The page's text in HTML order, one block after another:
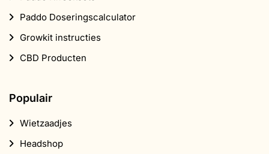
Supplementen
CBD
Smartshop
Contact